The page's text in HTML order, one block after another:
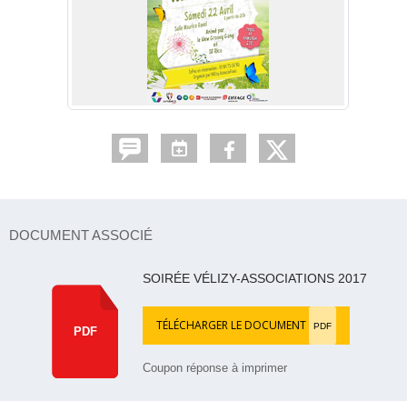
DOCUMENT ASSOCIÉ
PDF
SOIRÉE VÉLIZY-ASSOCIATIONS 2017
TÉLÉCHARGER LE DOCUMENT PDF
Coupon réponse à imprimer